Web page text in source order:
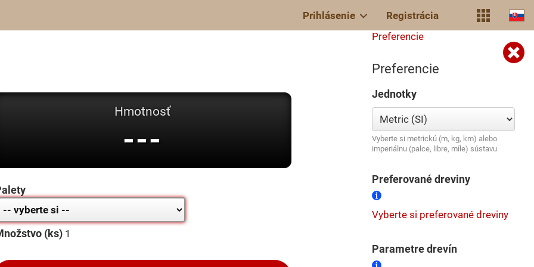
Prihlásenie Registrácia
Hmotnosť
---
(ks)
Preferencie
Preferencie
Jednotky
Vyberte si metrickú (m, kg, km) alebo
imperiálnu (palce, libre, míle) sústavu
Preferované dreviny
Vyberte si preferované dreviny
Parametre drevín